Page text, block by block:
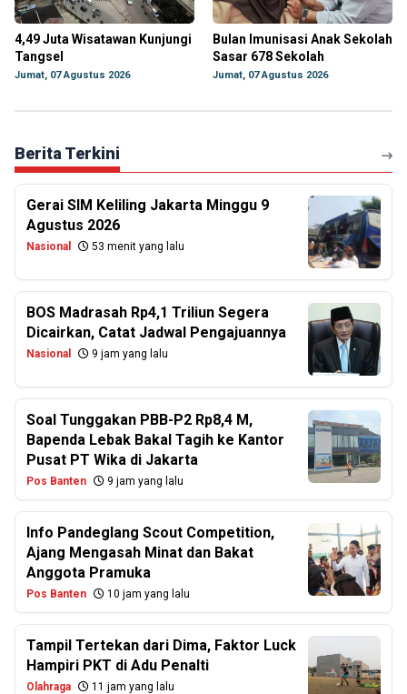
4,49 Juta Wisatawan Kunjungi
Tangsel
Jumat, 07 Agustus 2026
Bulan Imunisasi Anak Sekolah
Sasar 678 Sekolah
Jumat, 07 Agustus 2026
Berita Terkini
Gerai SIM Keliling Jakarta Minggu 9
Agustus 2026
Nasional 53 menit yang lalu
BOS Madrasah Rp4,1 Triliun Segera
Dicairkan, Catat Jadwal Pengajuannya
Nasional 9 jam yang lalu
Soal Tunggakan PBB-P2 Rp8,4 M,
Bapenda Lebak Bakal Tagih ke Kantor
Pusat PT Wika di Jakarta
Pos Banten 9 jam yang lalu
Info Pandeglang Scout Competition,
Ajang Mengasah Minat dan Bakat
Anggota Pramuka
Pos Banten 10 jam yang lalu
Tampil Tertekan dari Dima, Faktor Luck
Hampiri PKT di Adu Penalti
Olahraga 11 jam yang lalu